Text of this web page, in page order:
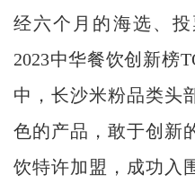
经六个月的海选、
2023中华餐饮创新榜
中，长沙米粉品类头
色的产品，敢于创新
饮特许加盟，成功入